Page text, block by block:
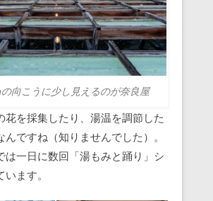
向こうに少し見えるのが奈良屋
花を採集したり、湯温を調節した
んですね（知りませんでした）。
は一日に数回「湯もみと踊り」シ
います。